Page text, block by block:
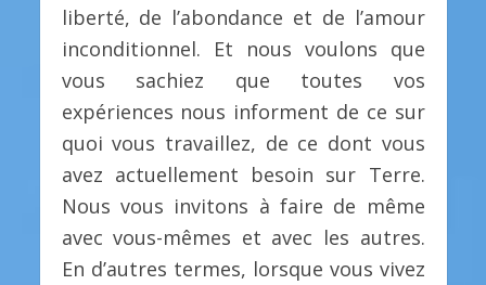
liberté, de l’abondance et de l’amour
inconditionnel. Et nous voulons que
vous sachiez que toutes vos
expériences nous informent de ce sur
quoi vous travaillez, de ce dont vous
avez actuellement besoin sur Terre.
Nous vous invitons à faire de même
avec vous-mêmes et avec les autres.
En d’autres termes, lorsque vous vivez